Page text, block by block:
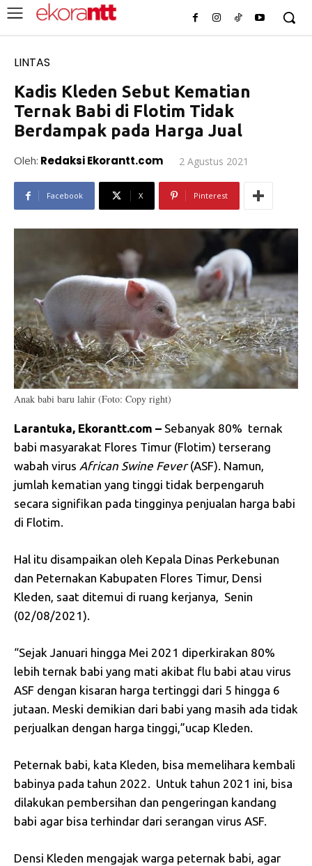
LINTAS
Kadis Kleden Sebut Kematian
Ternak Babi di Flotim Tidak
Berdampak pada Harga Jual
Oleh: Redaksi Ekorantt.com 2 Agustus 2021
Facebook X Pinterest
Anak babi baru lahir (Foto: Copy right)
Larantuka, Ekorantt.com – Sebanyak 80% ternak
babi masyarakat Flores Timur (Flotim) terserang
wabah virus African Swine Fever(ASF). Namun,
jumlah kematian yang tinggi tidak berpengaruh
secara signifikan pada tingginya penjualan harga babi
di Flotim.
Hal itu disampaikan oleh Kepala Dinas Perkebunan
dan Peternakan Kabupaten Flores Timur, Densi
Kleden, saat ditemui di ruang kerjanya, Senin
(02/08/2021).
“Sejak Januari hingga Mei 2021 diperkirakan 80%
lebih ternak babi yang mati akibat flu babi atau virus
ASF dengan kisaran harga tertinggi dari 5 hingga 6
jutaan. Meski demikian dari babi yang masih ada tidak
perjualkan dengan harga tinggi,”ucap Kleden.
Peternak babi, kata Kleden, bisa memelihara kembali
babinya pada tahun 2022. Untuk tahun 2021 ini, bisa
dilakukan pembersihan dan pengeringan kandang
babi agar bisa terhindar dari serangan virus ASF.
Densi Kleden mengajak warga peternak babi, agar